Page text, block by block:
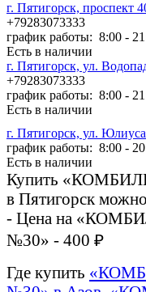
г. Пятигорск, проспект
+79283073333
график работы: 8:00 -
Есть в наличии
г. Пятигорск, ул.
+79283073333
график работы: 8:00 -
Есть в наличии
г. Пятигорск, ул.
график работы: 8:00 -
Есть в наличии
Купить
в Пятигорск можно
- Цена на
№30» - 400 ₽
Где купить